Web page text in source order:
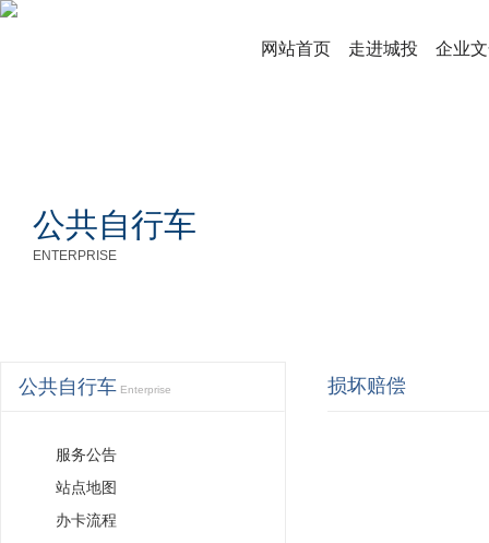
网站首页 走进城投 企业
公共自行车
ENTERPRISE
公共自行车 Enterprise
服务公告
站点地图
办卡流程
损坏赔偿